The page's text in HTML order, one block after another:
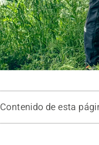
Contenido de esta
Vídeo